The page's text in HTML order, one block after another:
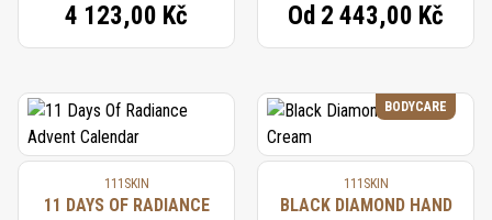
4 123,00 Kč Od 2 443,00 Kč
111SKIN
11 DAYS OF RADIANCE
BODYCARE
111SKIN
BLACK DIAMOND HAND